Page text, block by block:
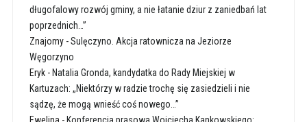
długofalowy rozwój gminy, a nie łatanie dziur z zaniedbań lat
poprzednich…”
Znajomy-Sulęczyno. Akcja ratownicza na Jeziorze
Węgorzyno
Eryk- Natalia Gronda, kandydatka do Rady Miejskiej w
Kartuzach: „Niektórzy w radzie trochę się zasiedzieli i nie
sądzę, że mogą wnieść coś nowego…”